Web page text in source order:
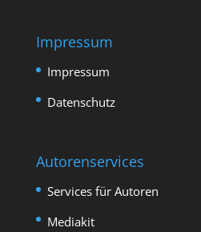
Impressum
Impressum
Datenschutz
Autorenservices
Services für Autoren
Mediakit